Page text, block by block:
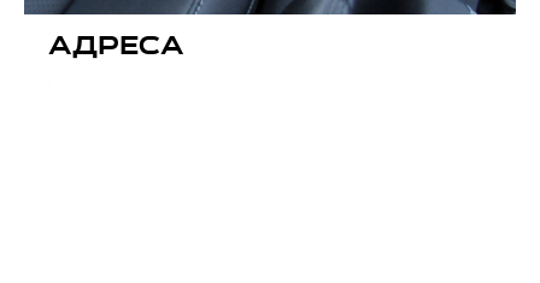
Адреса